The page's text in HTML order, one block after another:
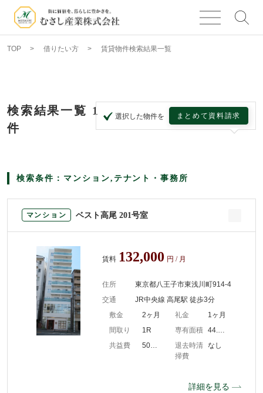
TOP 借りたい方 賃貸物件検索結果一覧
検索結果一覧 1
件
選択した物件を まとめて資料請求
検索条件：マンション,テナント・事務所
マンション ベスト高尾 201号室
賃料 132,000 円 / 月
住所
東京都八王子市東浅川町914-4
交通
JR中央線 高尾駅 徒歩3分
敷金
2ヶ月 礼金
1ヶ月
間取り
1R 専有面積
共益費
5000円/月
退去時清
掃費
なし
詳細を見る